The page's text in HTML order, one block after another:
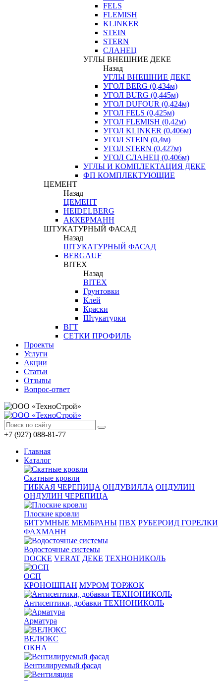
FELS
FLEMISH
KLINKER
STEIN
STERN
СЛАНЕЦ
УГЛЫ ВНЕШНИЕ ДЕКЕ
Назад
УГЛЫ ВНЕШНИЕ ДЕКЕ
УГОЛ BERG (0,434м)
УГОЛ BURG (0,445м)
УГОЛ DUFOUR (0,424м)
УГОЛ FELS (0,425м)
УГОЛ FLEMISH (0,42м)
УГОЛ KLINKER (0,406м)
УГОЛ STEIN (0,4м)
УГОЛ STERN (0,427м)
УГОЛ СЛАНЕЦ (0,406м)
УГЛЫ И КОМПЛЕКТАЦИЯ ДЕКЕ
ФП КОМПЛЕКТУЮЩИЕ
ЦЕМЕНТ
Назад
ЦЕМЕНТ
HEIDELBERG
АККЕРМАНН
ШТУКАТУРНЫЙ ФАСАД
Назад
ШТУКАТУРНЫЙ ФАСАД
BERGAUF
BITEX
Назад
BITEX
Грунтовки
Клей
Краски
Штукатурки
ВГТ
СЕТКИ ПРОФИЛЬ
Проекты
Услуги
Акции
Статьи
Отзывы
Вопрос-ответ
+7 (927) 088-81-77
Главная
Каталог
Скатные кровли
ГИБКАЯ ЧЕРЕПИЦА ОНДУВИЛЛА ОНДУЛИН
ОНДУЛИН ЧЕРЕПИЦА
Плоские кровли
БИТУМНЫЕ МЕМБРАНЫ ПВХ РУБЕРОИД ГОРЕЛКИ
ФАХМАНН
Водосточные системы
DOCKE VERAT ДЕКЕ ТЕХНОНИКОЛЬ
ОСП
КРОНОШПАН МУРОМ ТОРЖОК
Антисептики, добавки ТЕХНОНИКОЛЬ
Арматура
ВЕЛЮКС
ОКНА
Вентилируемый фасад